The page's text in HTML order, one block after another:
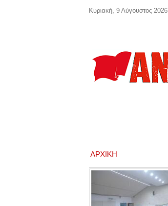
ΑΡΧΙΚΉ
Κυριακή, 9 Αύγουστος 2026